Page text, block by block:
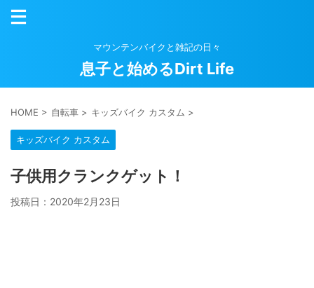
マウンテンバイクと雑記の日々
息子と始めるDirt Life
HOME > 自転車 > キッズバイク カスタム >
キッズバイク カスタム
子供用クランクゲット！
投稿日： 2020年2月23日